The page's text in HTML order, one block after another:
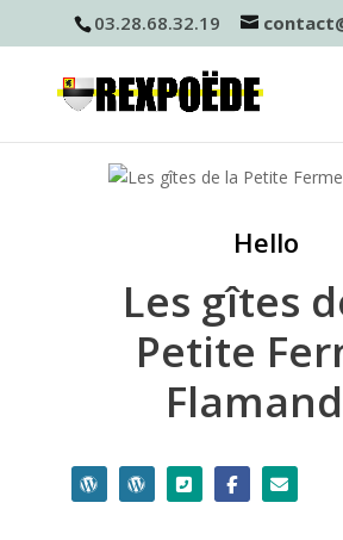
03.28.68.32.19
Hello
Les gîtes
Petite